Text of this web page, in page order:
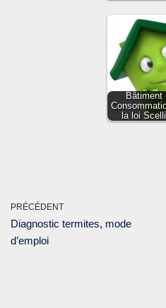
Bâtiment
la loi
PRÉCÉDENT
Diagnostic termites, mode
d’emploi